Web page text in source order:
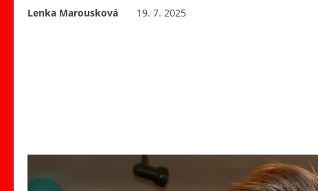
Lenka Marousková 19. 7. 2025